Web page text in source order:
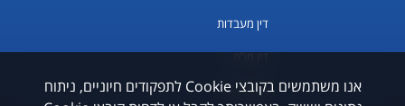
אנו משתמשים בקובצי Cookie לתפקודים חיוניים, ניתוח
דין מעבדות
דין מו"פ
שירות טכני